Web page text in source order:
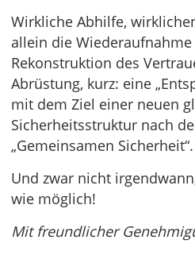
Wirkliche Abhilfe,
allein die
Rekonstruktion des
Abrüstung, kurz: eine
mit dem Ziel einer neuen
Sicherheitsstruktur nach
„Gemeinsamen Sicherheit“.
Und zwar nicht
wie möglich!
Mit freundlicher